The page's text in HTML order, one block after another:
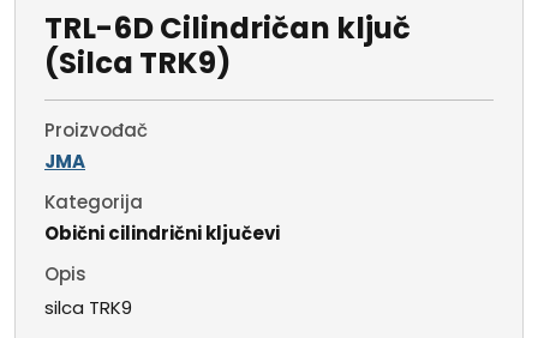
TRL-6D Cilindričan ključ
(Silca TRK9)
Proizvođač
JMA
Kategorija
Obični cilindrični ključevi
Opis
silca TRK9